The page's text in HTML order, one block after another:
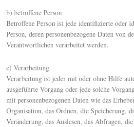
b) betroffene Person
Betroffene Person ist jede identifizierte oder
Person, deren personenbezogene Daten von
Verantwortlichen verarbeitet werden.
c) Verarbeitung
Verarbeitung ist jeder mit oder ohne Hilfe
ausgeführte Vorgang oder jede solche
mit personenbezogenen Daten wie das
Organisation, das Ordnen, die Speicherung,
Veränderung, das Auslesen, das Abfragen,